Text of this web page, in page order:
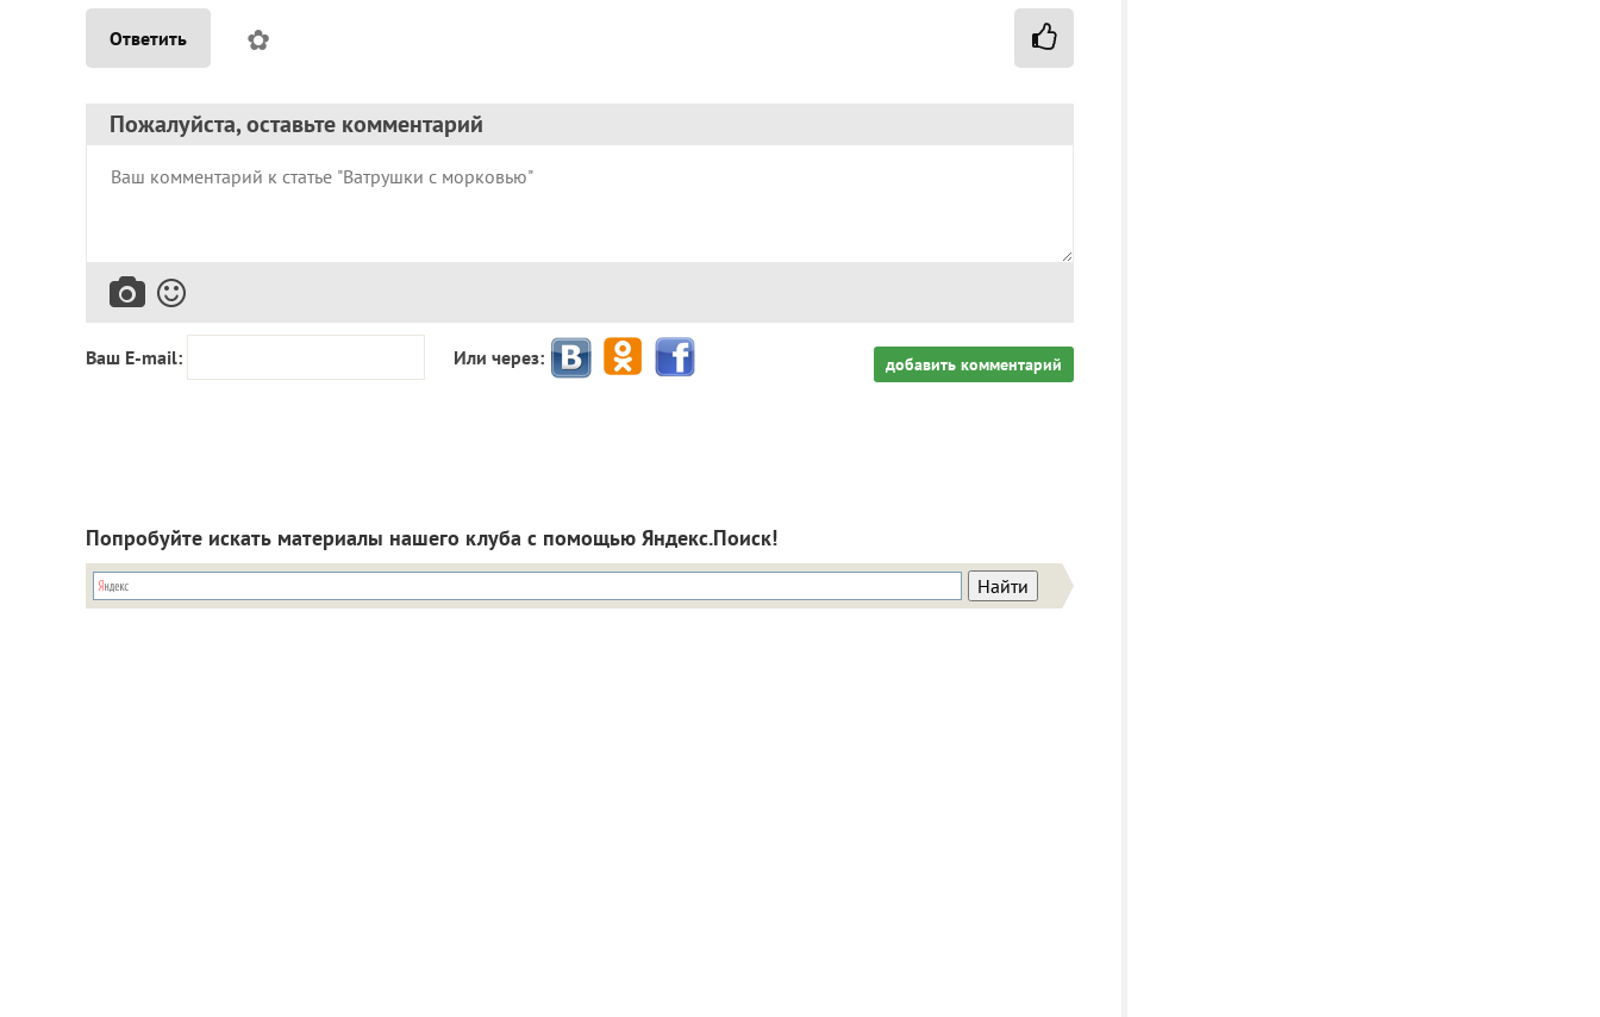
Ответить ✿
Пожалуйста, оставьте комментарий
Ваш E-mail: Или через: добавить комментарий
Попробуйте искать материалы нашего клуба с помощью Яндекс.Поиск!